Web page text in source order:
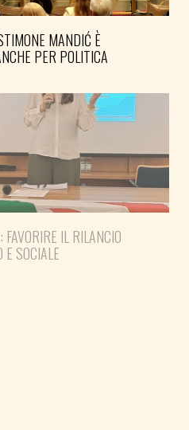
MANDIĆ È
PER POLITICA
FAVORIRE IL RILANCIO
E SOCIALE